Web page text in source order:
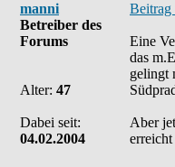
manni
Betreiber des
Forums
Alter: 47
Dabei seit:
04.02.2004
Beitrag
Eine
das
gelingt
Aber